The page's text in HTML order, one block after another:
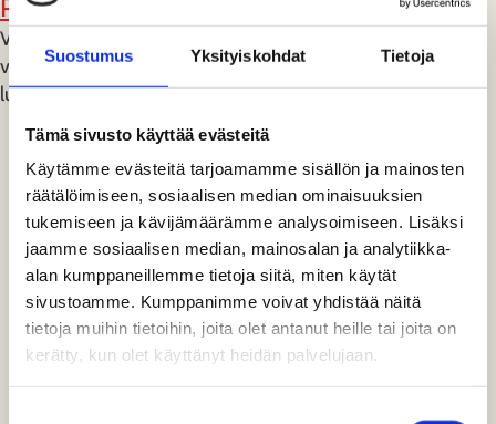
Suostumus Yksityiskohdat Tietoja
Tämä sivusto käyttää evästeitä
Käytämme evästeitä tarjoamamme sisällön ja mainosten
räätälöimiseen, sosiaalisen median ominaisuuksien
tukemiseen ja kävijämäärämme analysoimiseen. Lisäksi
jaamme sosiaalisen median, mainosalan ja analytiikka-
alan kumppaneillemme tietoja siitä, miten käytät
sivustoamme. Kumppanimme voivat yhdistää näitä
tietoja muihin tietoihin, joita olet antanut heille tai joita on
kerätty, kun olet käyttänyt heidän palvelujaan.
Perinnejuna Valtteri
Valtterissa matkustamisen vuosikymmenet näkyvät
vaunujen sisätilojen muutoksena 1940-luvulta 1980-
luvulle.
Erikois- ja verkkonäyttelyt